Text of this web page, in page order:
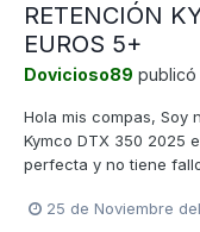
RETENCIÓN
EUROS 5+
Dovicioso89 publicó
Hola mis compas, Soy
Kymco DTX 350 2025
perfecta y no tiene
25 de Noviembre